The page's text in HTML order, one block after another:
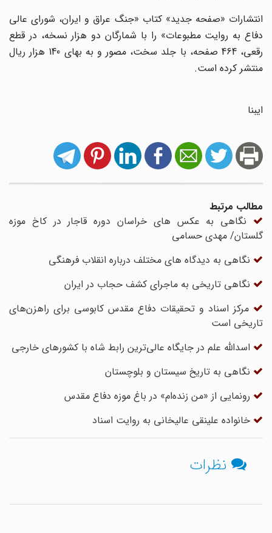
انتشارات «صفحه جدید» کتاب «جنگ عراق و ایران، شورای عالی
دفاع به روایت مطبوعات» را با شمارگان دو هزار نسخه، در قطع
رقعی، 464 صفحه، با جلد سخت، مصور و به بهای 140 ‌هزار ریال
منتشر کرده است.
ایبنا
مطالب مرتبط
نگاهی به عکس های خراسان دوره قاجار در کاخ موزه
گلستان/ مهدی حسامی
نگاهی به دیدگاه های مختلف درباره انقلاب فرهنگی
نگاهی تاریخی به ماجرای کشف حجاب در ایران
مرکز اسناد و تحقیقات دفاع مقدس کابوسی برای راهزن‌های
تاریخی است
اسدالله علم در جایگاه عالی‌ترین رابط شاه با کشورهای خارجی
نگاهی به تاریخ سیستان و بلوچستان
رونمایی از «من زنده‌ام» در باغ موزه دفاع مقدس
خانواده علینقی عالیخانی به روایت اسناد
نظرات